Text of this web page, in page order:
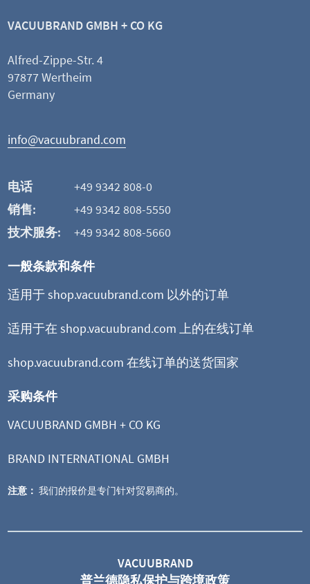
VACUUBRAND GMBH + CO KG
Alfred-Zippe-Str. 4
97877 Wertheim
Germany
info@vacuubrand.com
电话
+49 9342 808-0
销售:
+49 9342 808-5550
技术服务:
+49 9342 808-5660
一般条款和条件
适用于 shop.vacuubrand.com 以外的订单
适用于在 shop.vacuubrand.com 上的在线订单
shop.vacuubrand.com 在线订单的送货国家
采购条件
VACUUBRAND GMBH + CO KG
BRAND INTERNATIONAL GMBH
注意： 我们的报价是专门针对贸易商的。
VACUUBRAND
普兰德隐私保护与跨境政策